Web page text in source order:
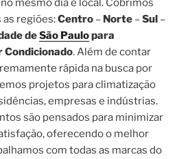
mesmo dia e local. Cobrimos
regiões:Centro – Norte –Sul –
deSão Paulopara
Condicionado. Além de contar
rápida na busca por
projetos para climatização
empresas e indústrias.
são pensados para minimizar
oferecendo o melhor
com todas as marcas do